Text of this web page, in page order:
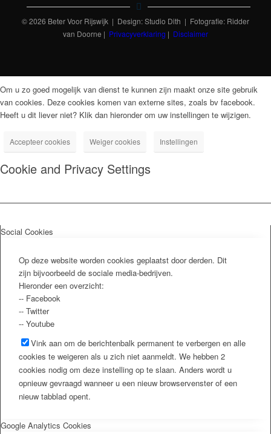
© 2026 Beter Voor Rijswijk | Design: Studio Dith | Fotografie: Ridder
van Doorne | Privacyverklaring | Disclaimer
Om u zo goed mogelijk van dienst te kunnen zijn maakt onze site gebruik
van cookies. Deze cookies komen van externe sites, zoals bv facebook.
Heeft u dit liever niet? Klik dan hieronder om uw instellingen te wijzigen.
Accepteer cookies Weiger cookies Instellingen
Cookie and Privacy Settings
Social Cookies
Op deze website worden cookies geplaatst door derden. Dit
zijn bijvoorbeeld de sociale media-bedrijven.
Hieronder een overzicht:
-- Facebook
-- Twitter
-- Youtube
Vink aan om de berichtenbalk permanent te verbergen en alle
cookies te weigeren als u zich niet aanmeldt. We hebben 2
cookies nodig om deze instelling op te slaan. Anders wordt u
opnieuw gevraagd wanneer u een nieuw browservenster of een
nieuw tabblad opent.
Google Analytics Cookies